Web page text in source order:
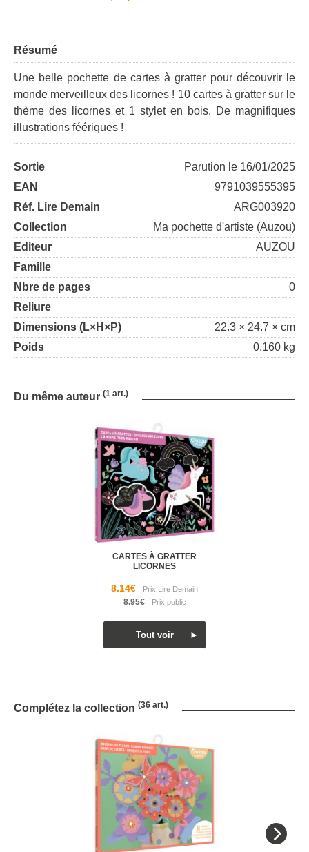
Résumé
Une belle pochette de cartes à gratter pour découvrir le
monde merveilleux des licornes ! 10 cartes à gratter sur le
thème des licornes et 1 stylet en bois. De magnifiques
illustrations féériques !
Sortie
Parution le 16/01/2025
EAN
9791039555395
Réf. Lire Demain
ARG003920
Collection
Ma pochette d'artiste (Auzou)
Editeur
AUZOU
Famille
Nbre de pages
0
Reliure
Dimensions (L×H×P)
22.3 × 24.7 × cm
Poids
0.160 kg
Du même auteur (1 art.)
CARTES À GRATTER
LICORNES
8.14€
8.95€
Complétez la collection (36 art.)